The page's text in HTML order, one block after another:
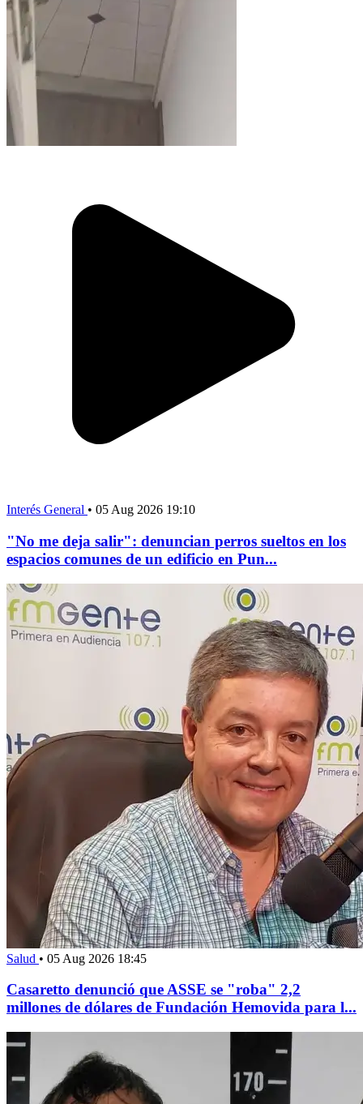
Interés General • 05 Aug 2026 19:10
"No me deja salir": denuncian perros sueltos en los
espacios comunes de un edificio en Pun...
Salud • 05 Aug 2026 18:45
Casaretto denunció que ASSE se "roba" 2,2
millones de dólares de Fundación Hemovida para l...